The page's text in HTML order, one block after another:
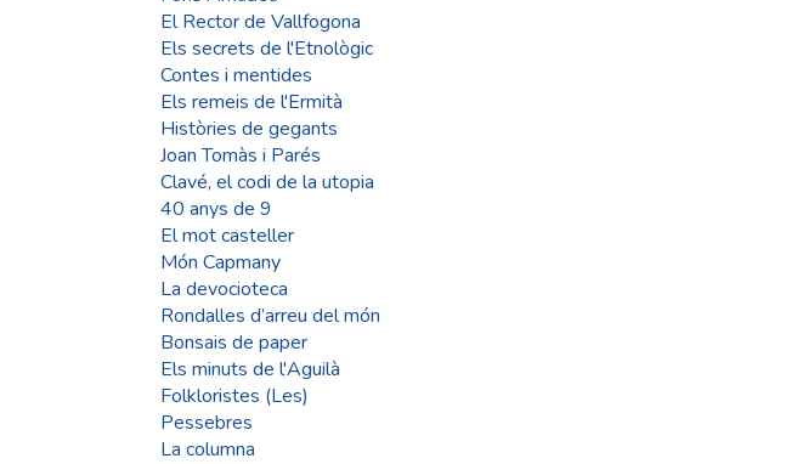
El Rector de Vallfogona
Els secrets de l'Etnològic
Contes i mentides
Els remeis de l'Ermità
Històries de gegants
Joan Tomàs i Parés
Clavé, el codi de la utopia
40 anys de 9
El mot casteller
Món Capmany
La devocioteca
Rondalles d’arreu del món
Bonsais de paper
Els minuts de l'Aguilà
Folkloristes (Les)
Pessebres
La columna